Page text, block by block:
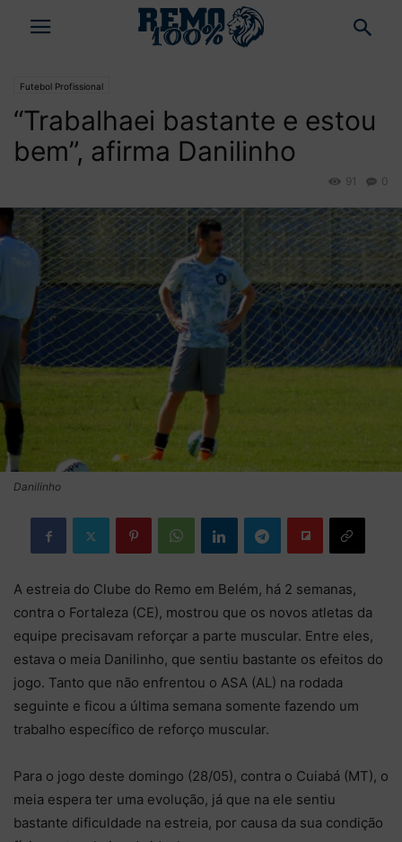
Futebol Profissional
“Trabalhaei bastante e estou
bem”, afirma Danilinho
0
91
Danilinho
A estreia do Clube do Remo em Belém, há 2 semanas,
contra o Fortaleza (CE), mostrou que os novos atletas da
equipe precisavam reforçar a parte muscular. Entre eles,
estava o meia Danilinho, que sentiu bastante os efeitos do
jogo. Tanto que não enfrentou o ASA (AL) na rodada
seguinte e ficou a última semana somente fazendo um
trabalho específico de reforço muscular.
Para o jogo deste domingo (28/05), contra o Cuiabá (MT), o
meia espera ter uma evolução, já que na ele sentiu
bastante dificuldade na estreia, por causa da sua condição